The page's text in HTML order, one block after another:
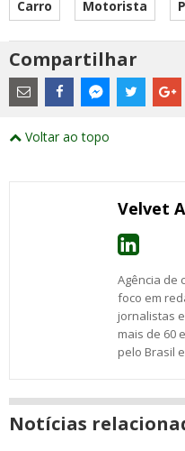
Carro Motorista
Compartilhar
Estes
são
links
externos
abrirão
Compartilhe
post
Compartilhe
post este
post
Voltar ao topo
Velvet
Agência de
foco em
jornalistas
mais de 60
pelo Brasil
Notícias